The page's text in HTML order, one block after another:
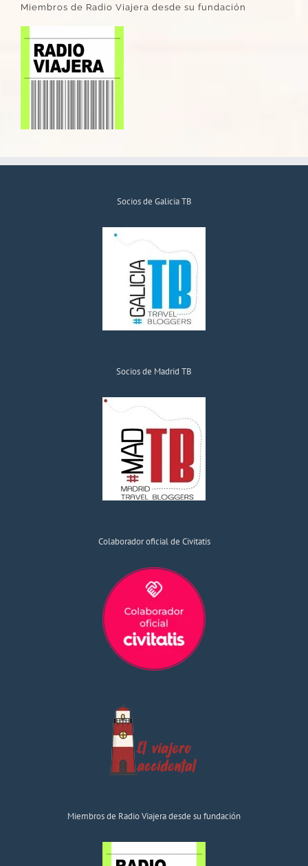
Miembros de Radio Viajera desde su fundación
Socios de Galicia TB
Socios de Madrid TB
Colaborador oficial de Civitatis
Miembros de Radio Viajera desde su fundación